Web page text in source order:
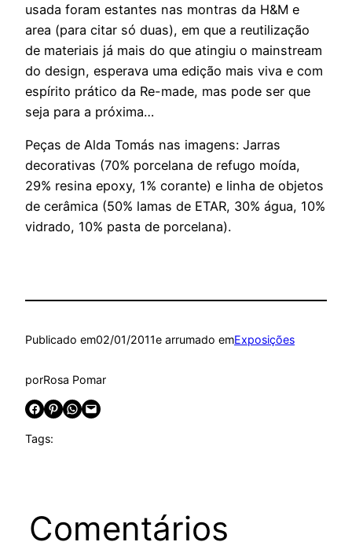
usada foram estantes nas montras da H&M e
area (para citar só duas), em que a reutilização
de materiais já mais do que atingiu o mainstream
do design, esperava uma edição mais viva e com
espírito prático da Re-made, mas pode ser que
seja para a próxima…
Peças de Alda Tomás nas imagens: Jarras
decorativas (70% porcelana de refugo moída,
29% resina epoxy, 1% corante) e linha de objetos
de cerâmica (50% lamas de ETAR, 30% água, 10%
vidrado, 10% pasta de porcelana).
Publicado em02/01/2011e arrumado emExposições
porRosa Pomar
Share on Facebook Share on Pinterest Share on WhatsApp Email this Page
Tags:
Comentários